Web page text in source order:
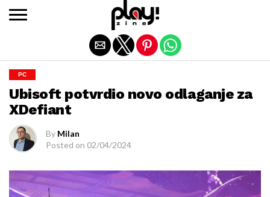
PC
Ubisoft potvrdio novo odlaganje za
XDefiant
By Milan
Posted on 02/04/2024
Exit mobile version